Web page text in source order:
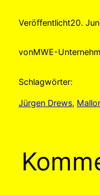
Veröffentlicht20.
vonMWE-
Schlagwörter:
Jürgen Drews,